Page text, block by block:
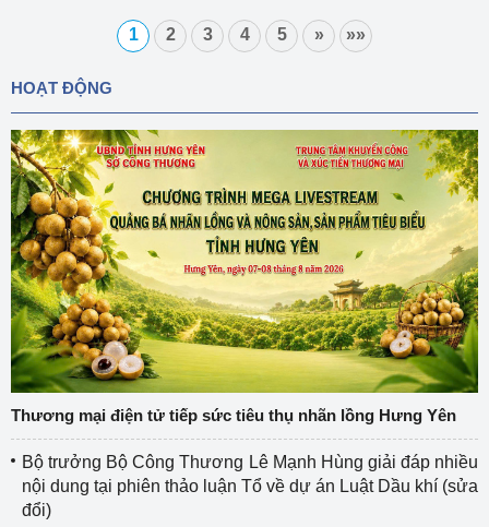
1 2 3 4 5 » »»
HOẠT ĐỘNG
Thương mại điện tử tiếp sức tiêu thụ nhãn lồng Hưng Yên
Bộ trưởng Bộ Công Thương Lê Mạnh Hùng giải đáp nhiều
nội dung tại phiên thảo luận Tổ về dự án Luật Dầu khí (sửa
đổi)